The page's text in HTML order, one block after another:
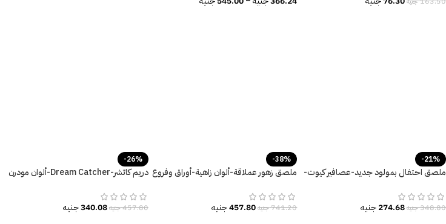
-21%
ملصق احتفال بمولود جديد-عصافير كيوت-
348.80جنيه274.68جنيه
-38%
ملصق زهور عملاقة-ألوان زاهية-أوراق وفروع
741.20جنيه457.80جنيه
-26%
دريم كاتشر-Dream Catcher-ألوان مودرن
457.80جنيه340.08جنيه